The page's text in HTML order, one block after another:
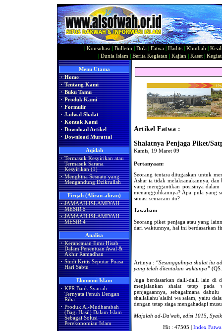
Konsultasi Bulletin Do'a Fatwa Hadits Khutbah
Dunia Islam Berita Kegiatan Kajian Kaset|
Menu Utama
· Home
· Tentang Kami
· Buku Tamu
· Produk Kami
· Formulir
· Jadwal Shalat
· Kontak Kami
· Download Artikel
· Download Murattal
Aqidah
· Termasuk Kesyirikan atau
Termasuk Sarana
Kesyirikan (1)
· Menghina Sesuatu yang
Mengandung Dzikrullah
Firqah (Aliran-aliran)
· JAMAAH ISLAMIYAH
MESIR 5
· JAMAAH ISLAMIYAH
MESIR 4
Analisa
· Kerancauan Ilmu Hisab
Dalam Penentuan Awal &
Akhir Ramadhan
· Studi Kritis Seputar Puasa
Hari Sabtu
Ekonomi Islam
· KPR Bank Syariah
Ternyata Penuh Dengan
Riba
· Produk Al-Mudharabah
(Bagi Hasil) Dalam Islam
Sebagai Solusi
Perekonomian Islam
Artikel Fatwa :
Shalatnya Penjaga Piket/
Kamis, 19 Maret 09
Pertanyaan:
Seorang tentara ditugaskan untuk
Ashar ia tidak melaksanakannya,
yang menggantikan posisinya
menangguhkannya? Apa pula yang
situasi semacam itu?
Jawaban:
Seorang piket penjaga atau yang
dari waktunnya, hal ini berdasarkan
Artinya : “Sesungguhnya shalat itu
yang telah ditentukan waktunya”
Juga berdasarkan dalil-dalil lain di
menjalankan shalat tetep pada
penjagaannya, sebagaimana
shallallahu’alaihi wa salam, yaitu
dengan tetap siaga mengahadapi
Majalah ad-Da'wah, edisi 1015,
Hit : 47505 | Index Fatwa